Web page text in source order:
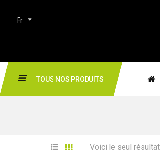
Fr
TOUS NOS PRODUITS
Voici le seul résultat